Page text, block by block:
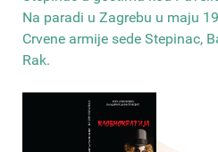
Na paradi u Zagrebu u maju
Crvene armije sede Stepinac,
Rak.